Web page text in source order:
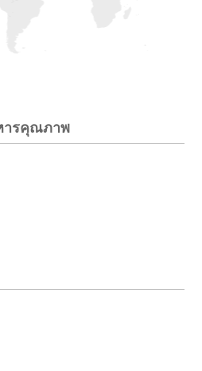
ารคุณภาพ